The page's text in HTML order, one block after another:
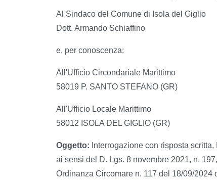
Al Sindaco del Comune di Isola del Giglio
Dott. Armando Schiaffino
e, per conoscenza:
All'Ufficio Circondariale Marittimo
58019 P. SANTO STEFANO (GR)
All'Ufficio Locale Marittimo
58012 ISOLA DEL GIGLIO (GR)
Oggetto: Interrogazione con risposta
ai sensi del D. Lgs. 8 novembre 2021, n.
Ordinanza Circomare n. 117 del 18/09/2024